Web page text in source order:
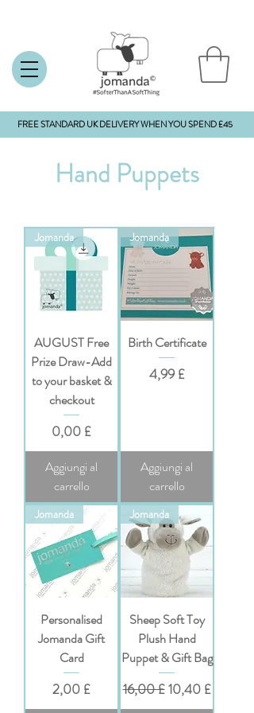
FREE STANDARD UK DELIVERY WHEN YOU SPEND £45
Hand Puppets
Jomanda
AUGUST Free
Prize Draw-Add
to your basket &
checkout
Prezzo
0,00 £
Aggiungi al
carrello
Jomanda
Birth Certificate
Prezzo
4,99 £
Aggiungi al
carrello
Jomanda
Personalised
Jomanda Gift
Card
Prezzo
2,00 £
Jomanda
Sheep Soft Toy
Plush Hand
Puppet & Gift Bag
Prezzo regolare
16,00 £Prezzo scontato
10,40 £